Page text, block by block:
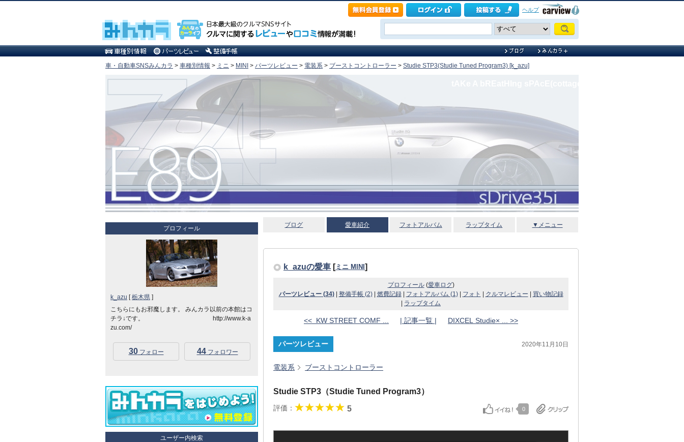
ヘルプ
車・自動車SNSみんカラ > 車種別情報 > ミニ > MINI > パーツレビュー > 電装系 > ブーストコントローラー > Studie STP3(Studie Tuned Program3) [k_azu]
ブログ 愛車紹介 フォトアルバム ラップタイム ▼メニュー
k_azuの愛車 [ ミニ MINI ]
プロフィール(愛車ログ)
パーツレビュー (34)| 整備手帳 (2)| 燃費記録| フォトアルバム (1)| フォト クルマレビュー
買い物記録
ラップタイム
<< KW STREET COMF ... | 記事一覧 | DIXCEL Studie× ... >>
パーツレビュー 2020年11月10日
電装系 ブーストコントローラー
Studie STP3（Studie Tuned Program3）
評価： 5 0
プロフィール
k_azu [栃木県 ]
こちらにもお邪魔します。 みんカラ以前の本館はコ
チラ↓です。 http://www.k-a
zu.com/
30フォロー 44フォロワー
ユーザー内検索